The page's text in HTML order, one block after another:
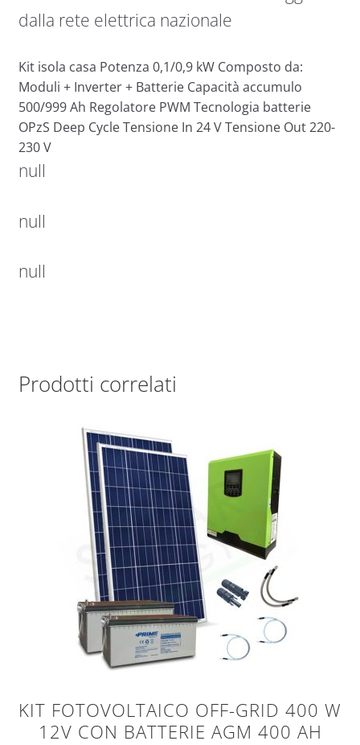
dalla rete elettrica nazionale
Kit isola casa Potenza 0,1/0,9 kW Composto da:
Moduli + Inverter + Batterie Capacità accumulo
500/999 Ah Regolatore PWM Tecnologia batterie
OPzS Deep Cycle Tensione In 24 V Tensione Out 220-
230 V
null
null
null
Prodotti correlati
KIT FOTOVOLTAICO OFF-GRID 400 W
12V CON BATTERIE AGM 400 AH